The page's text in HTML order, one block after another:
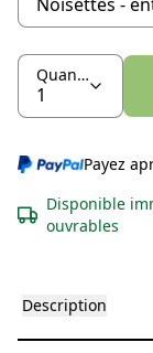
Quantité
Payez
Disponible
ouvrables
Description